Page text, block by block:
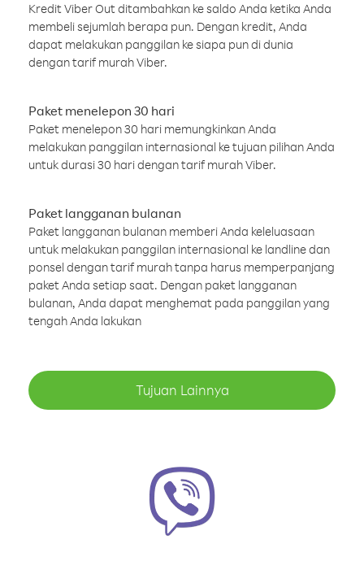
Kredit Viber Out ditambahkan ke saldo Anda ketika Anda
membeli sejumlah berapa pun. Dengan kredit, Anda
dapat melakukan panggilan ke siapa pun di dunia
dengan tarif murah Viber.
Paket menelepon 30 hari
Paket menelepon 30 hari memungkinkan Anda
melakukan panggilan internasional ke tujuan pilihan Anda
untuk durasi 30 hari dengan tarif murah Viber.
Paket langganan bulanan
Paket langganan bulanan memberi Anda keleluasaan
untuk melakukan panggilan internasional ke landline dan
ponsel dengan tarif murah tanpa harus memperpanjang
paket Anda setiap saat. Dengan paket langganan
bulanan, Anda dapat menghemat pada panggilan yang
tengah Anda lakukan
Tujuan Lainnya